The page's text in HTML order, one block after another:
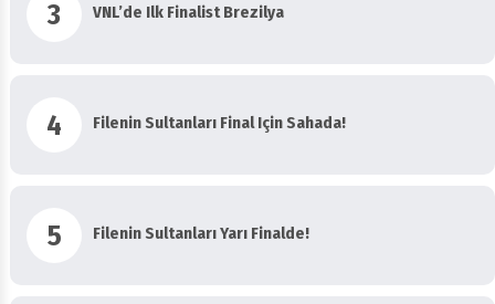
3 VNL’de Ilk Finalist Brezilya
4 Filenin Sultanları Final Için Sahada!
5 Filenin Sultanları Yarı Finalde!